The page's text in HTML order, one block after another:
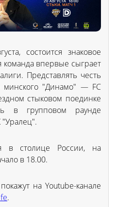
состоится знаковое
команда впервые сыграет
Представлять честь
минского "Динамо" — FC
стыковом поединке
в групповом раунде
в столице России, на
в 18.00.
на Youtube-канале
.